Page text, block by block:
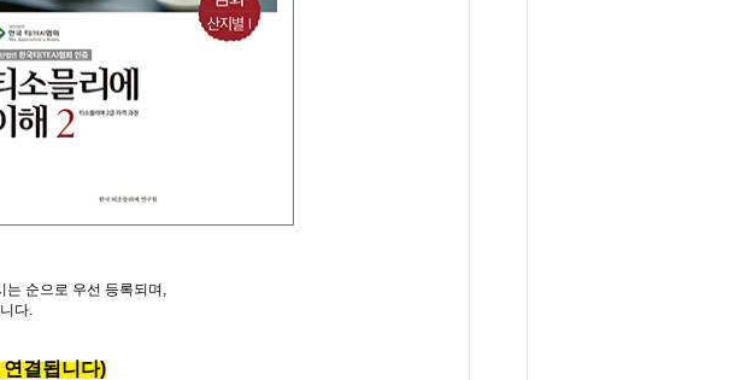
는 순으로 우선 등록되며 ,
다.
결됩니다)